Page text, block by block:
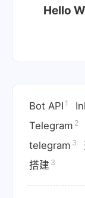
Hello
Bot API 1
Telegram 2
telegram 3
搭建 3